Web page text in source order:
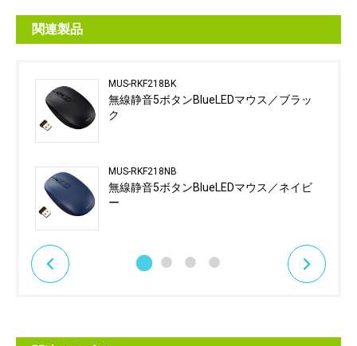
関連製品
MUS-RKF218BK
無線静音5ボタンBlueLEDマウス／ブラッ
ク
MUS-RKF218NB
無線静音5ボタンBlueLEDマウス／ネイビ
ー